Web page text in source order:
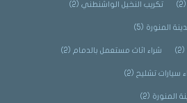
(2) تكريب النخيل الواشنطني(2)
المنورة (5)
(2) شراء اثاث مستعمل بالدمام(2)
سيارات تشليح (2)
المنورة (2)